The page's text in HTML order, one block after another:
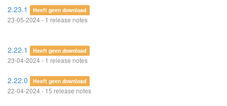
2.23.1 Heeft geen download
23-05-2024 - 1 release notes
2.22.1 Heeft geen download
23-04-2024 - 1 release notes
2.22.0 Heeft geen download
22-04-2024 - 15 release notes